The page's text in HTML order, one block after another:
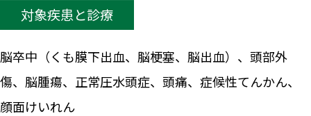
対象疾患と診療
脳卒中（くも膜下出血、脳梗塞、脳出血）、頭部外
傷、脳腫瘍、正常圧水頭症、頭痛、症候性てんかん、
顔面けいれん